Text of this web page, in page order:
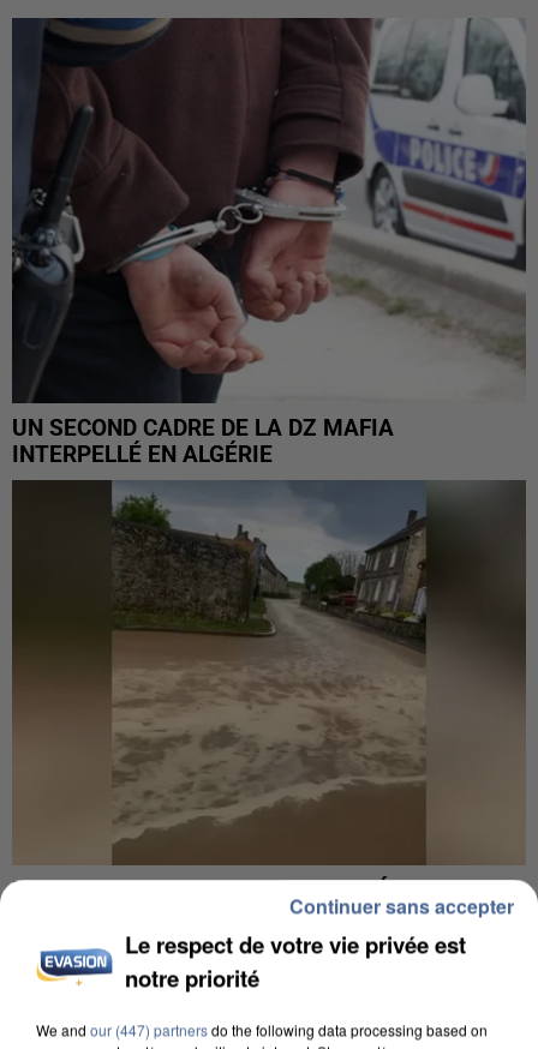
UN SECOND CADRE DE LA DZ MAFIA
INTERPELLÉ EN ALGÉRIE
UNE TOURISTE DE L’OISE EMPORTÉE PAR UNE
COULÉE DE BOUE EN HAUTE-SAVOIE
Le respect de votre vie privée est
notre priorité
We and our (447) partnersdo the following data processing based on
Continuer sans accepter